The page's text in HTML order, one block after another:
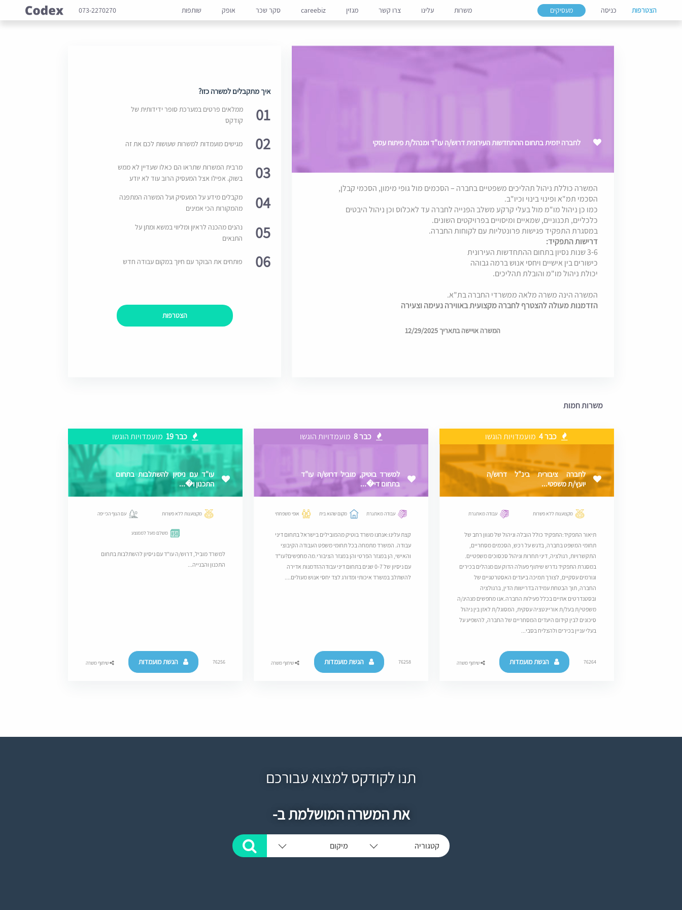
הצטרפות כניסה מעסיקים משרות עלינו צרו קשר מגזין careebiz סקר שכר אופק שותפות 073-2270270
לחברה יזמית בתחום ההתחדשות העירונית דרוש/ה עו"ד ומנהל/ת פיתוח עסקי
המשרה כוללת ניהול תהליכים משפטיים בחברה – הסכמים מול גופי מימון, הסכמי קבלן,
הסכמי תמ"א ופינוי בינוי וכיו"ב.
כמו כן ניהול מו"מ מול בעלי קרקע משלב הפנייה לחברה עד לאכלוס וכן ניהול היבטים
כלכליים, תכנוניים, שמאיים ומיסויים בפרויקטים השונים.
במסגרת התפקיד פגישות פרונטליות עם לקוחות החברה.
דרישות התפקיד:
3-6 שנות נסיון בתחום ההתחדשות העירונית
כישורים בין אישיים ויחסי אנוש ברמה גבוהה
יכולת ניהול מו"מ והובלת תהליכים.
המשרה הינה משרה מלאה ממשרדי החברה בת"א.
הזדמנות מעולה להצטרף לחברה מקצועית באווירה נעימה וצעירה
המשרה אויישה בתאריך 12/29/2025
איך מתקבלים למשרה כזו?
01
ממלאים פרטים במערכת סופר ידידותית של
קודקס
02 מגישים מועמדות למשרות שעושות לכם את זה
03
מרבית המשרות שתראו הם כאלו שעדיין לא ממש
בשוק. אפילו אצל המעסיק הרוב עוד לא יודע
04
מקבלים מידע על המעסיק ועל המשרה המתפנה
מהמקורות הכי אמינים
05
נהנים מהכנה לראיון ומליווי במשא ומתן על
התנאים
06 פותחים את הבוקר עם חיוך במקום עבודה חדש
הצטרפות
משרות חמות
כבר 4 מועמדויות הוגשו
לחברה ציבורית בינ"ל דרוש/ה
יועץ/ת משפטי...
מקצוענות ללא פשרות עבודה מאתגרת
תיאור התפקיד:התפקיד כולל הובלה וניהול של מגוון רחב של
תחומי המשפט בחברה, בדגש על רכש, הסכמים מסחריים,
התקשרויות, רגולציה, דיני תחרות וניהול סכסוכים משפטיים.
במסגרת התפקיד נדרש שיתוף פעולה הדוק עם מנהלים בכירים
וגורמים עסקיים, לצורך תמיכה ביעדים האסטרטגיים של
החברה, תוך הבטחת עמידה בדרישות הדין, ברגולציה
ובסטנדרטים אתיים בכלל פעילות החברה.אנו מחפשים מנהיג/ה
משפטי/ת בעל/ת אוריינטציה עסקית, המסוגל/ת לאזן בין ניהול
סיכונים לבין קידום היעדים המסחריים של החברה, להשפיע על
בעלי עניין בכירים ולהצליח בסבי...
76264 הגשת מועמדות שיתוף משרה
כבר 8 מועמדויות הוגשו
למשרד בוטיק, מוביל דרוש/ה עו"ד
בתחום די�...
עבודה מאתגרת מקום שהוא בית אופי משפחתי
קצת עלינו:אנחנו משרד בוטיק מהמובילים בישראל בתחום דיני
עבודה. המשרד מתמחה בכל תחומי משפט העבודה הקיבוצי
והאישי, הן במגזר הפרטי והן במגזר הציבורי.מה מחפשים?עו"ד
עם ניסיון של 0-7 שנים בתחום דיני עבודההזדמנות אדירה
להשתלב במשרד איכותי ומדורג לצד יחסי אנוש מעולים....
76258 הגשת מועמדות שיתוף משרה
כבר 19 מועמדויות הוגשו
עו"ד עם ניסיון להשתלבות בתחום
התכנון ו�...
מקצוענות ללא פשרות עם הנוף הכי יפה
משלם מעל לממוצע
למשרד מוביל, דרוש/ה עו"ד עם ניסיון להשתלבות בתחום
התכנון והבנייה...
76256 הגשת מועמדות שיתוף משרה
תנו לקודקס למצוא עבורכם
את המשרה המושלמת ב-
קטגוריה מיקום